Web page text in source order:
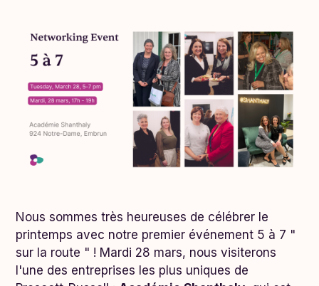
Nous sommes très heureuses de célébrer le
printemps avec notre premier événement 5 à 7 "
sur la route " ! Mardi 28 mars, nous visiterons
l'une des entreprises les plus uniques de